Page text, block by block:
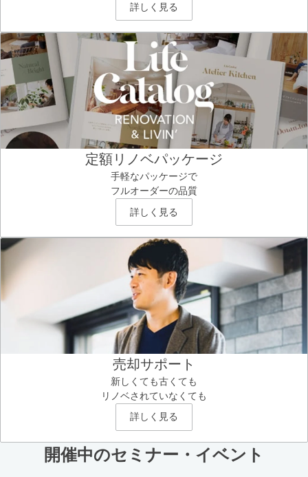
詳しく見る
定額リノベパッケージ
手軽なパッケージで
フルオーダーの品質
詳しく見る
売却サポート
新しくても古くても
リノベされていなくても
詳しく見る
開催中のセミナー・イベント